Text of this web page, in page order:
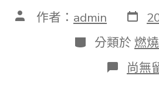
文 作者： admin 發
表
日
期
分
類
分類於 燃
在
〈中
尚無